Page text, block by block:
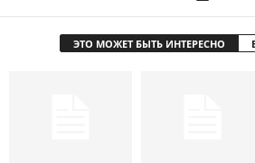
ЭТО МОЖЕТ БЫТЬ ИНТЕРЕСНО